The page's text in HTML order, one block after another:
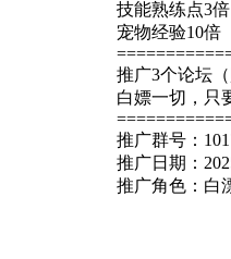
技能熟练点3倍
宠物经验10倍
推广3个论坛
白嫖一切，只
推广群号：
推广日期：
推广角色：白